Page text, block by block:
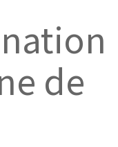
de